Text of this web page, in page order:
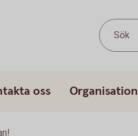
Sök
oss Organisation